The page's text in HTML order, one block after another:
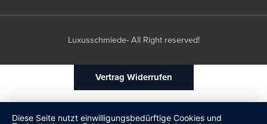
Luxusschmiede- All Right reserved!
Vertrag Widerrufen
Diese Seite nutzt einwilligungsbedürftige Cookies und